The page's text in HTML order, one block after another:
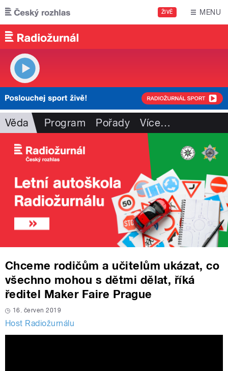
Přejít k hlavnímu obsahu
ŽIVĚ MENU
Věda Program Pořady Více…
Chceme rodičům a učitelům ukázat, co
všechno mohou s dětmi dělat, říká
ředitel Maker Faire Prague
16. červen 2019
Host Radiožurnálu